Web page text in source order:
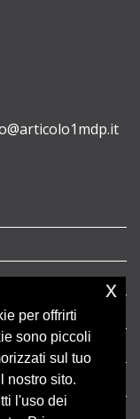
per offrirti
sono piccoli
sul tuo
nostro sito.
l'uso dei
x